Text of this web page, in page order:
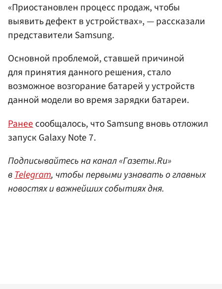
«Приостановлен процесс продаж, чтобы
выявить дефект в устройствах», — рассказали
представители Samsung.
Основной проблемой, ставшей причиной
для принятия данного решения, стало
возможное возгорание батарей у устройств
данной модели во время зарядки батареи.
Ранее сообщалось, что Samsung вновь отложил
запуск Galaxy Note 7.
Подписывайтесь на канал «Газеты.Ru»
вTelegram, чтобы первыми узнавать о главных
новостях и важнейших событиях дня.